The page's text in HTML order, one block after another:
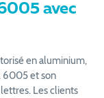
avec
en aluminium,
6005 et son
Les clients